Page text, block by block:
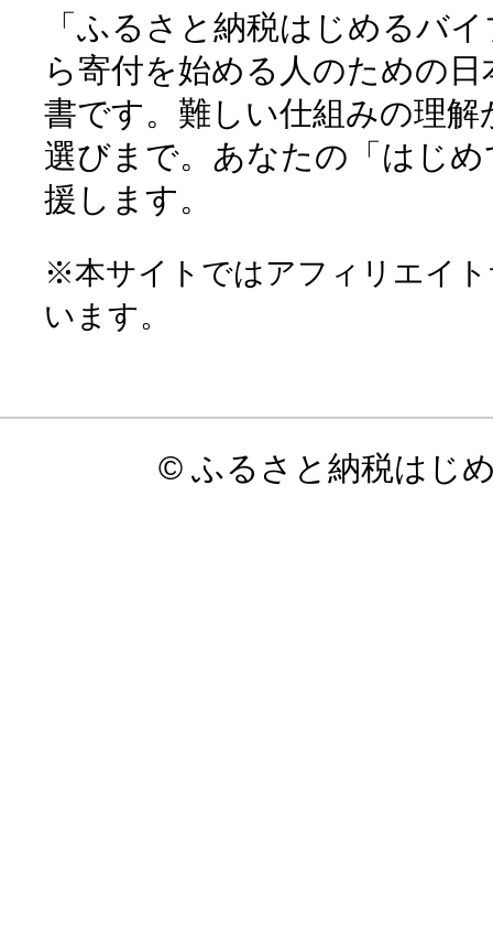
「ふるさと納税はじめるバ
ら寄付を始める人のための
書です。難しい仕組みの理
選びまで。あなたの「はじ
援します。
※本サイトではアフィリエイ
います。
© ふるさと納税はじ